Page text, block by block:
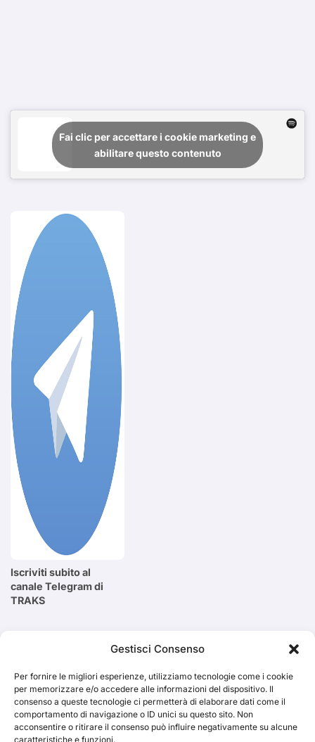
Gestisci Consenso
Per fornire le migliori esperienze, utilizziamo tecnologie come i cookie
per memorizzare e/o accedere alle informazioni del dispositivo. Il
consenso a queste tecnologie ci permetterà di elaborare dati come il
comportamento di navigazione o ID unici su questo sito. Non
acconsentire o ritirare il consenso può influire negativamente su alcune
caratteristiche e funzioni.
Fai clic per accettare i cookie marketing e
abilitare questo contenuto
Iscriviti subito al
canale Telegram di
TRAKS
Cerca